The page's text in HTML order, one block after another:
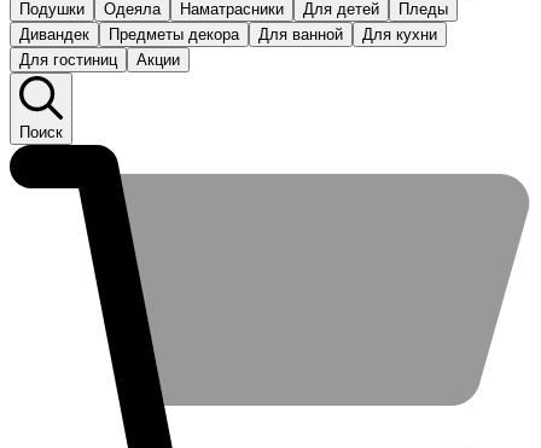
Подушки
Одеяла Наматрасники Для детей
Пледы
Дивандек
Предметы декора Для ванной
Для кухни
Для гостиниц
Акции
Поиск